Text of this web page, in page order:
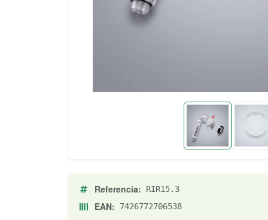
Referencia: RIR15.3
EAN: 7426772706538